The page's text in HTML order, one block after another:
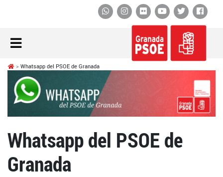
Twitter
YouTube
Flickr
Instagram
Whatsapp
Whatsapp del PSOE de Granada
Whatsapp del PSOE de
Granada